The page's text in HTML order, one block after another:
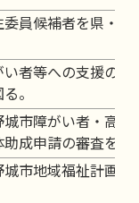
委員候補者を県・国
い者等への支援の体
。
城市障がい者・高齢
助成申請の審査を行
城市地域福祉計画の